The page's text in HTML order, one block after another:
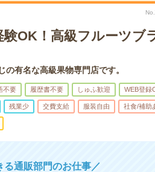
験OK！高級フルーツブ
有名な高級果物専門店です。
不要 履歴書不要 しゅふ歓迎 WEB登録
残業少 交費支給 服装自由 社食/補助
る通販部門のお仕事／